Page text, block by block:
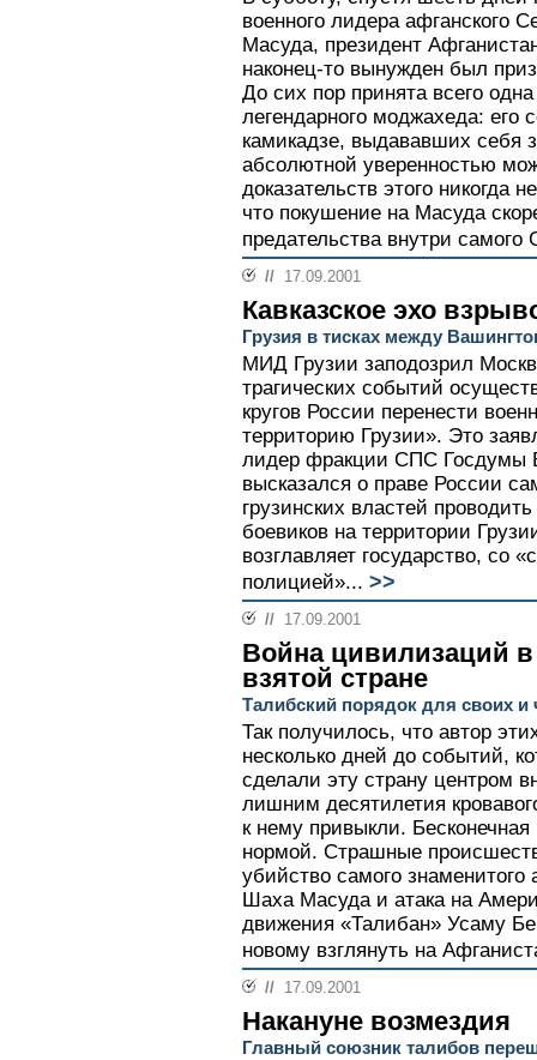
военного лидера афганского
Масуда, президент
наконец-то вынужден был
До сих пор принята всего
легендарного моджахеда: его
камикадзе, выдававших себя
абсолютной уверенностью
доказательств этого никогда
что покушение на Масуда
предательства внутри самого
// 17.09.2001
Кавказское эхо
Грузия в тисках между
МИД Грузии заподозрил
трагических событий
кругов России перенести
территорию Грузии». Это
лидер фракции СПС Госдумы
высказался о праве России
грузинских властей
боевиков на территории
возглавляет государство, со
полицией»... >>
// 17.09.2001
Война цивилизаций
взятой стране
Талибский порядок для своих и
Так получилось, что автор
несколько дней до событий,
сделали эту страну центром
лишним десятилетия
к нему привыкли.
нормой. Страшные
убийство самого
Шаха Масуда и атака на
движения «Талибан» Усаму
новому взглянуть на
// 17.09.2001
Накануне возмездия
Главный союзник талибов